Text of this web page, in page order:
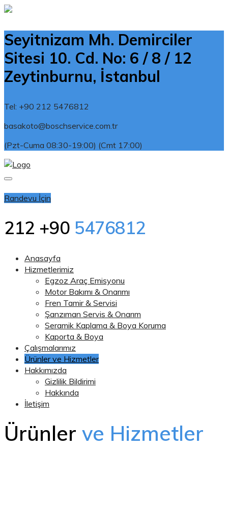
Seyitnizam Mh. Demirciler
Sitesi 10. Cd. No: 6 / 8 / 12
Zeytinburnu, İstanbul
Tel: +90 212 5476812
basakoto@boschservice.com.tr
(Pzt-Cuma 08:30-19:00) (Cmt 17:00)
Randevu İçin
212 +90 5476812
Anasayfa
Hizmetlerimiz
Egzoz Araç Emisyonu
Motor Bakımı & Onarımı
Fren Tamir & Servisi
Şanzıman Servis & Onarım
Seramik Kaplama & Boya Koruma
Kaporta & Boya
Çalışmalarımız
Ürünler ve Hizmetler
Hakkımızda
Gizlilik Bildirimi
Hakkında
İletişim
Ürünler ve Hizmetler